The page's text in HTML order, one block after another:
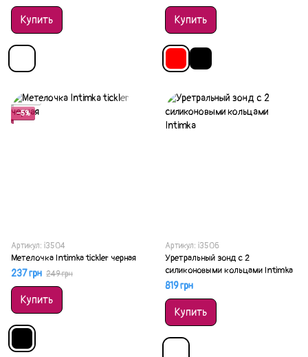
Купить Купить
Акция
−5%
Артикул: i3504
Метелочка Intimka tickler черная
237 грн 249 грн
Купить
Артикул: i3506
Уретральный зонд с 2
силиконовыми кольцами Intimka
819 грн
Купить